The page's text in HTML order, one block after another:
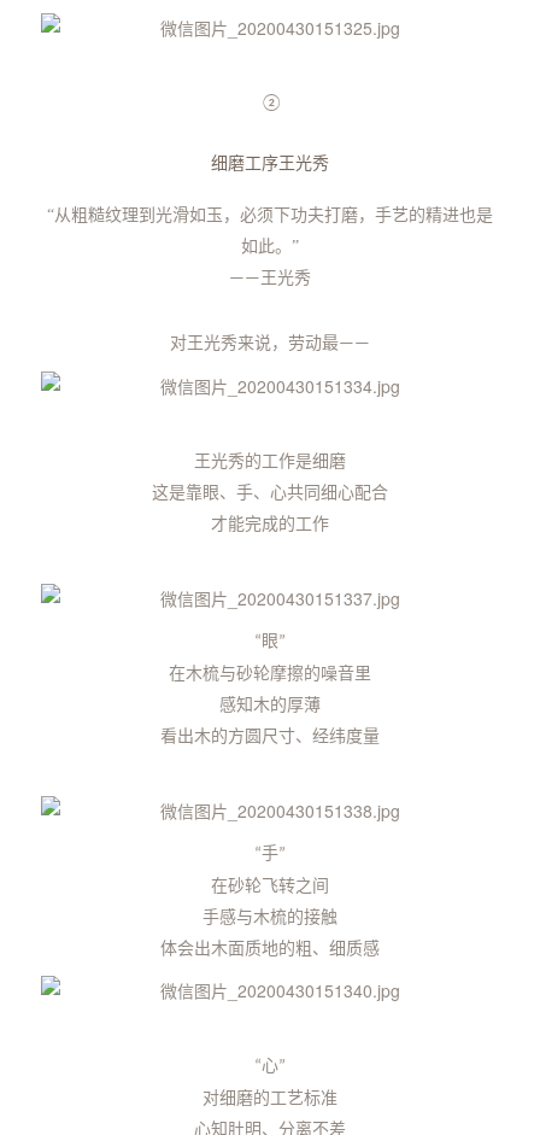
②
细磨工序王光秀
“从粗糙纹理到光滑如玉， 必须下功夫打磨，手艺的精进也是
如此。”
——王光秀
对王光秀来说， 劳动最——
王光秀的工作是细磨
这是靠眼、手、心共同细心配合
才能完成的工作
“ 眼”
在木梳与砂轮摩擦的噪音里
感知木的厚薄
看出木的方圆尺寸、经纬度量
“手”
在砂轮飞转之间
手感与木梳的接触
体会出木面质地的粗、细质感
“心”
对细磨的工艺标准
心知肚明、分离不差